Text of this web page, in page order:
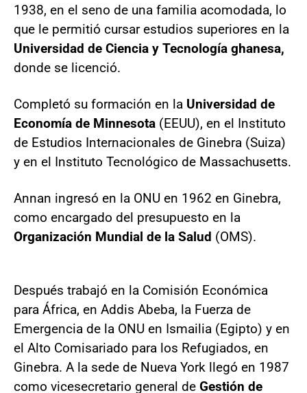
1938, en el seno de una familia acomodada, lo
que le permitió cursar estudios superiores en la
Universidad de Ciencia y Tecnología ghanesa,
donde se licenció.
Completó su formación en la Universidad de
Economía de Minnesota (EEUU), en el Instituto
de Estudios Internacionales de Ginebra (Suiza)
y en el Instituto Tecnológico de Massachusetts.
Annan ingresó en la ONU en 1962 en Ginebra,
como encargado del presupuesto en la
Organización Mundial de la Salud (OMS).
Después trabajó en la Comisión Económica
para África, en Addis Abeba, la Fuerza de
Emergencia de la ONU en Ismailia (Egipto) y en
el Alto Comisariado para los Refugiados, en
Ginebra. A la sede de Nueva York llegó en 1987
como vicesecretario general de Gestión de